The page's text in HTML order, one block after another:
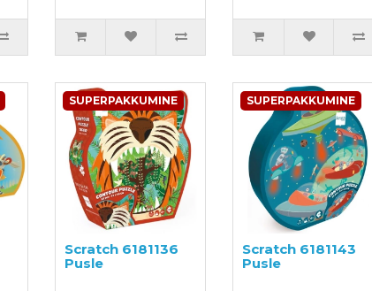
SUPERPAKKUMINE
Scratch 6181136
Pusle
SUPERPAKKUMINE
Scratch 6181143
Pusle